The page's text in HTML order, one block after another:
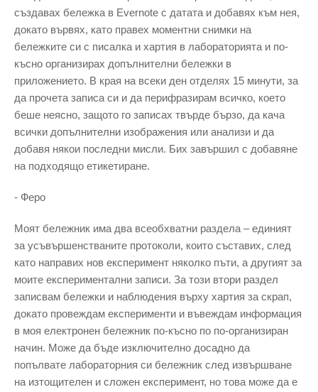
създавах бележка в Evernote с датата и добавях към нея,
докато вървях, като правех моментни снимки на
бележките си с писалка и хартия в лабораторията и по-
късно организирах допълнителни бележки в
приложението. В края на всеки ден отделях 15 минути, за
да прочета записа си и да перифразирам всичко, което
беше неясно, защото го записах твърде бързо, да кача
всички допълнителни изображения или анализи и да
добавя някои последни мисли. Бих завършил с добавяне
на подходящо етикетиране.
- Феро
Моят бележник има два всеобхватни раздела – единият
за усъвършенстваните протоколи, които съставих, след
като направих нов експеримент няколко пъти, а другият за
моите експериментални записи. За този втори раздел
записвам бележки и наблюдения върху хартия за скрап,
докато провеждам експерименти и въвеждам информация
в моя електронен бележник по-късно по по-организиран
начин. Може да бъде изключително досадно да
попълвате лабораторния си бележник след извършване
на изтощителен и сложен експеримент, но това може да е